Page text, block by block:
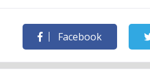
Facebook